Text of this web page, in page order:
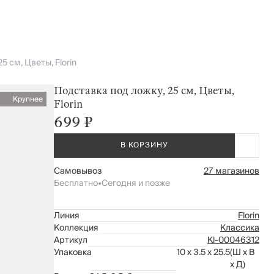
см, Цветы, Florin
Крупнее
Подставка под ложку, 25 см, Цветы,
Florin
699 ₽
В КОРЗИНУ
Самовывоз
27 магазинов
Бесплатно•Сегодня и позже
Линия
Florin
Коллекция
Классика
Артикул
Kl-00046312
Упаковка
10 x 3.5 x 25.5(Ш x В
x Д)